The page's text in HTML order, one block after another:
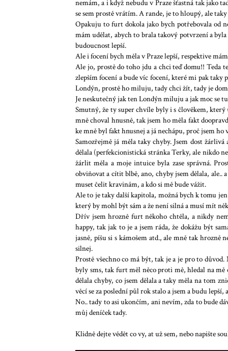
nemám, a i když nebudu v Praze šťastná tak jako
se sem prostě vrátím. A rande, je to hloupý, ale
Opakuju to furt dokola jako bych potřebovala od
mám udělat, abych to brala takový potvrzení a
budoucnost lepší.
Ale i focení bych měla v Praze lepší, respektive
Ale jo, prostě do toho jdu a chci teď domu!! Teda
zlepším focení a bude víc focení, které mi pak taky
Londýn, prostě ho miluju, tady chci žít, tady je
Je neskutečný jak ten Londýn miluju a jak moc se
Smutný, že ty super chvíle byly i s člověkem,
mně choval hnusně, tak jsem ho měla fakt
ke mně byl fakt hnusnej a já nechápu, proč jsem ho
Samozřejmě já měla taky chyby. Jsem dost
dělala (perfekcionistická stránka Terky, ale nikdo
žárlit měla a moje intuice byla zase správná.
obviňovat a cítit blbě, ano, chyby jsem dělala, ale..
muset čelit kravinám, a kdo si mě bude vážit.
Ale to je taky další kapitola, možná bych k tomu
který by mohl být sám a že není silná a musí mít
Dřív jsem hrozně furt někoho chtěla, a nikdy
happy, tak jak to je a jsem ráda, že dokážu být
jasně, píšu si s kámošem atd., ale mně tak hrozně
silnej.
Prostě všechno co má být, tak je a je pro to
byly sms, tak furt měl něco proti mě, hledal na mě
dělala chyby, co jsem dělala a taky měla na tom
věcí se za poslední půl rok stalo a jsem a budu
No.. tady to asi ukončím, ani nevím, zda to bude
můj deníček tady.
Klidně dejte vědět co vy, at už sem, nebo napište